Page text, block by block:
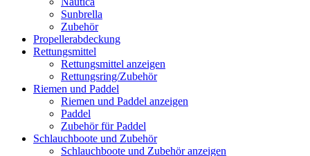
Sunbrella
Zubehör
Propellerabdeckung
Rettungsmittel
Rettungsmittel anzeigen
Rettungsring/Zubehör
Riemen und Paddel
Riemen und Paddel anzeigen
Paddel
Zubehör für Paddel
Schlauchboote und Zubehör
Schlauchboote und Zubehör anzeigen